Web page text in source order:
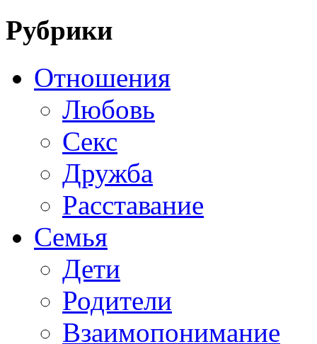
Рубрики
Отношения
Любовь
Секс
Дружба
Расставание
Семья
Дети
Родители
Взаимопонимание